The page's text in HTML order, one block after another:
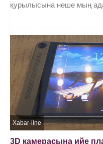
қурылысына неше мың
Xabar-line
3D камерасына ийе